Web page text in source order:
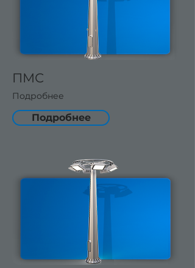
ПМС
Подробнее
Подробнее